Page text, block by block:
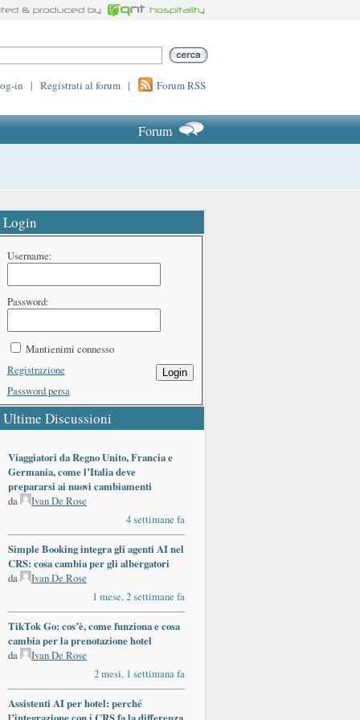
in | Registrati al forum | Forum RSS
Forum
Login
Username:
Password:
Mantienimi connesso
Login
Registrazione
Password persa
Ultime Discussioni
Viaggiatori da Regno Unito, Francia e
Germania, come l’Italia deve
prepararsi ai nuovi cambiamenti
da
Ivan De Rose
4 settimane fa
Simple Booking integra gli agenti AI nel
CRS: cosa cambia per gli albergatori
da
Ivan De Rose
1 mese, 2 settimane fa
TikTok Go: cos’è, come funziona e cosa
cambia per la prenotazione hotel
da
Ivan De Rose
2 mesi, 1 settimana fa
Assistenti AI per hotel: perché